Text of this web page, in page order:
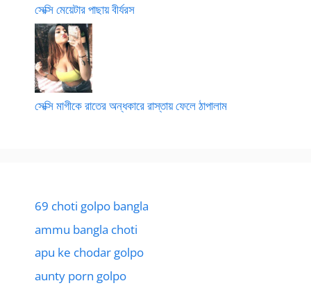
সেক্সি মেয়েটার পাছায় বীর্যরস
সেক্সি মাগীকে রাতের অন্ধকারে রাস্তায় ফেলে ঠাপালাম
69 choti golpo bangla
ammu bangla choti
apu ke chodar golpo
aunty porn golpo